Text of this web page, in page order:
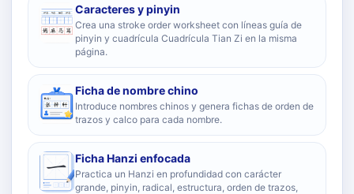
Caracteres y pinyin
Crea una stroke order worksheet con líneas guía de
pinyin y cuadrícula Cuadrícula Tian Zi en la misma
página.
Ficha de nombre chino
Introduce nombres chinos y genera fichas de orden de
trazos y calco para cada nombre.
Ficha Hanzi enfocada
Practica un Hanzi en profundidad con carácter
grande, pinyin, radical, estructura, orden de trazos,